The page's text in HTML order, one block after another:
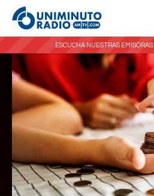
ESCUCHA NUESTRAS EMISORAS: